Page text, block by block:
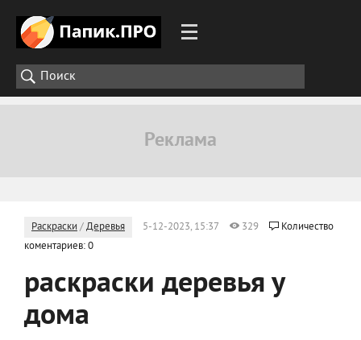
Раскраски /Деревья 5-12-2023, 15:37 329
Количество
коментариев: 0
раскраски деревья у
дома